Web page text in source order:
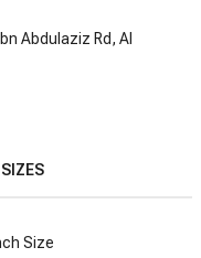
Abdulaziz Rd, Al
Size